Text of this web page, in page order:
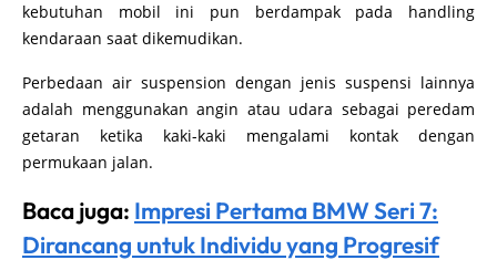
kebutuhan mobil ini pun berdampak pada handling
kendaraan saat dikemudikan.
Perbedaan air suspension dengan jenis suspensi lainnya
adalah menggunakan angin atau udara sebagai peredam
getaran ketika kaki-kaki mengalami kontak dengan
permukaan jalan.
Baca juga: Impresi Pertama BMW Seri 7:
Dirancang untuk Individu yang Progresif